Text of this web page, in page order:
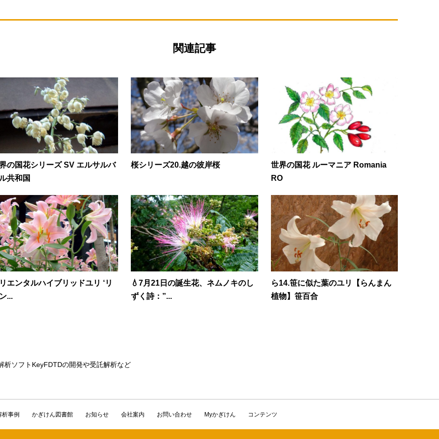
関連記事
の国花シリーズ SV エルサルバ
共和国
桜シリーズ20.越の彼岸桜
世界の国花 ルーマニア Romania
RO
エンタルハイブリッドユリ ‘リ
...
💧7月21日の誕生花、ネムノキのし
ずく詩：”...
ら14.笹に似た葉のユリ【らんまん
植物】笹百合
析ソフトKeyFDTDの開発や受託解析など
析事例 かぎけん図書館 お知らせ 会社案内 お問い合わせ Myかぎけん コンテンツ